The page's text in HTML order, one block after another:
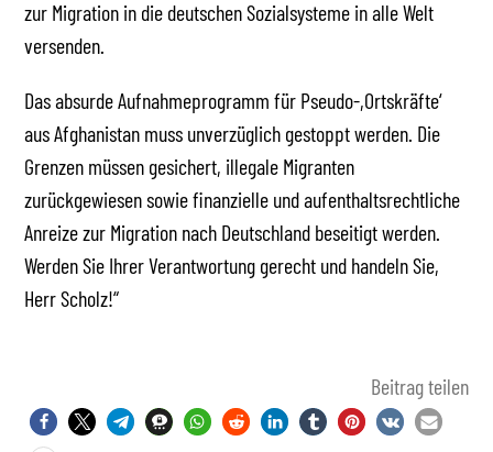
zur Migration in die deutschen Sozialsysteme in alle Welt
versenden.
Das absurde Aufnahmeprogramm für Pseudo-,Ortskräfte‘
aus Afghanistan muss unverzüglich gestoppt werden. Die
Grenzen müssen gesichert, illegale Migranten
zurückgewiesen sowie finanzielle und aufenthaltsrechtliche
Anreize zur Migration nach Deutschland beseitigt werden.
Werden Sie Ihrer Verantwortung gerecht und handeln Sie,
Herr Scholz!“
Beitrag teilen